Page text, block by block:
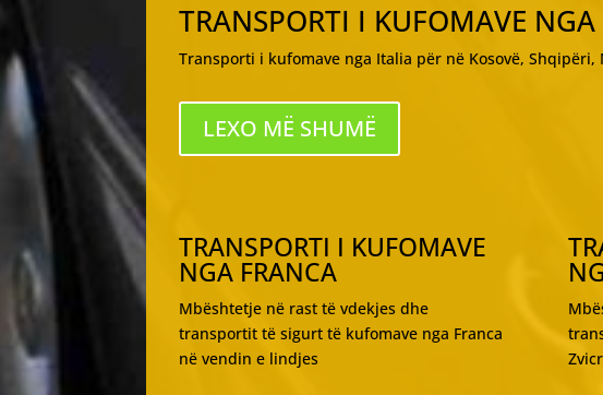
TRANSPORTI I KUFOMAVE
Transporti i kufomave nga Italia për në Kosovë,
LEXO MË SHUMË
TRANSPORTI I KUFOMAVE
NGA FRANCA
Mbështetje në rast të vdekjes dhe
transportit të sigurt të kufomave nga Franca
në vendin e lindjes